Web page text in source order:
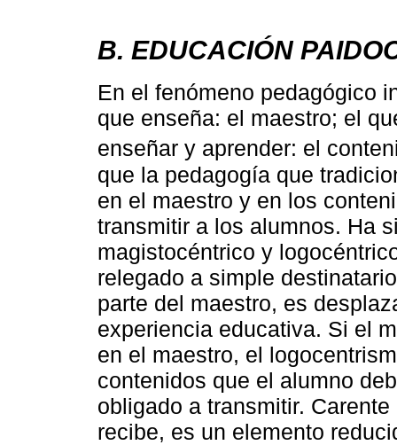
B. EDUCACIÓN
En el fenómeno pedagógico
que enseña: el maestro; el
enseñar y aprender: el
que la pedagogía que
en el maestro y en los
transmitir a los alumnos. Ha
magistocéntrico y
relegado a simple
parte del maestro, es
experiencia educativa. Si el
en el maestro, el
contenidos que el alumno
obligado a transmitir.
recibe, es un elemento